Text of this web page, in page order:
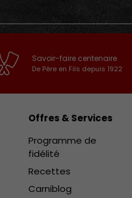
Savoir-faire centenaire
De Père en Fils depuis 1922
Offres & Services
Programme de
fidélité
Recettes
Carniblog